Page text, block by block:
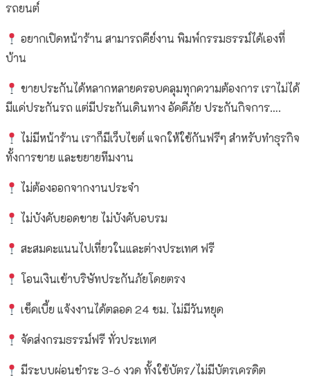
รถยนต์
อยากเปิดหน้าร้าน สามารถคีย์งาน พิมพ์กรรมธรรม์ได้เองที่
บ้าน
ขายประกันได้หลากหลายครอบคลุมทุกความต้องการ เราไม่ได้
มีแค่ประกันรถ แต่มีประกันเดินทาง อัคคีภัย ประกันกิจการ….
ไม่มีหน้าร้าน เราก็มีเว็บไซต์ แจกให้ใช้กันฟรีๆ สำหรับทำธุรกิจ
ทั้งการขาย และขยายทีมงาน
ไม่ต้องออกจากงานประจำ
ไม่บังคับยอดขาย ไม่บังคับอบรม
สะสมคะแนนไปเที่ยวในและต่างประเทศ ฟรี
โอนเงินเข้าบริษัทประกันภัยโดยตรง
เช็คเบี้ย แจ้งงานได้ตลอด 24 ชม. ไม่มีวันหยุด
จัดส่งกรมธรรม์ฟรี ทั่วประเทศ
มีระบบผ่อนชำระ 3-6 งวด ทั้งใช้บัตร/ไม่มีบัตรเครดิต